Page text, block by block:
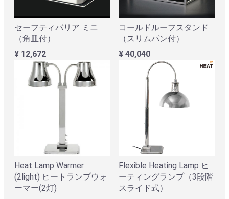
セーフティバリア ミニ
（角皿付）
¥ 12,672
コールドルーフスタンド
（スリムパン付）
¥ 40,040
Heat Lamp Warmer
(2light) ヒートランプウォ
ーマー(2灯)
Flexible Heating Lamp ヒ
ーティングランプ（3段階
スライド式）